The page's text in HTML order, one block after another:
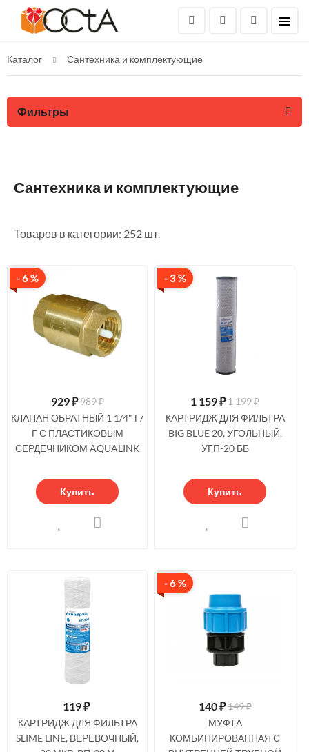
Каталог Сантехника и комплектующие
Фильтры
Сантехника и комплектующие
Товаров в категории: 252 шт.
- 6 %
929₽989 ₽
КЛАПАН ОБРАТНЫЙ 1 1/4" Г/
Г С ПЛАСТИКОВЫМ
СЕРДЕЧНИКОМ AQUALINK
Купить
- 3 %
1 159₽1 199 ₽
КАРТРИДЖ ДЛЯ ФИЛЬТРА
BIG BLUE 20, УГОЛЬНЫЙ,
УГП-20 ББ
Купить
119₽
КАРТРИДЖ ДЛЯ ФИЛЬТРА
SLIME LINE, ВЕРЕВОЧНЫЙ,
- 6 %
140₽149 ₽
МУФТА
КОМБИНИРОВАННАЯ С